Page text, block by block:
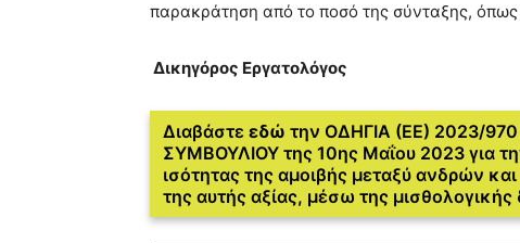
παρακράτηση από το ποσό της σύνταξης, όπως
Δικηγόρος Εργατολόγος
Διαβάστε εδώ την ΟΔΗΓΙΑ (ΕΕ) 2023/
ΣΥΜΒΟΥΛΙΟΥ της 10ης Μαΐου 2023 για
ισότητας της αμοιβής μεταξύ ανδρών
της αυτής αξίας, μέσω της